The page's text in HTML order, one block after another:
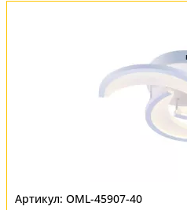
OML-45907-40